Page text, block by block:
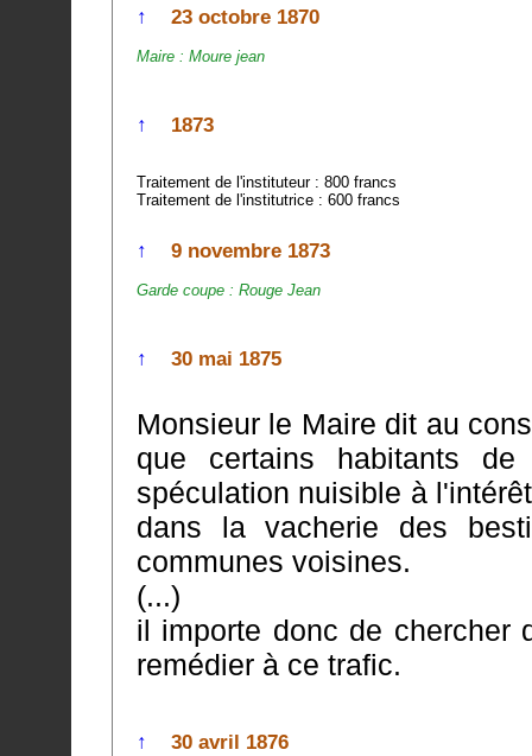
↑ 23 octobre 1870
Maire : Moure jean
↑ 1873
Traitement de l'instituteur : 800 francs
Traitement de l'institutrice : 600 francs
↑ 9 novembre 1873
Garde coupe : Rouge Jean
↑ 30 mai 1875
Monsieur le Maire dit au
que certains habitants de cette commune se
spéculation nuisible à
dans la vacherie des bestiaux qu'ils vont chercher dans les
communes voisines.
(...)
il importe donc de chercher
remédier à ce trafic.
↑ 30 avril 1876